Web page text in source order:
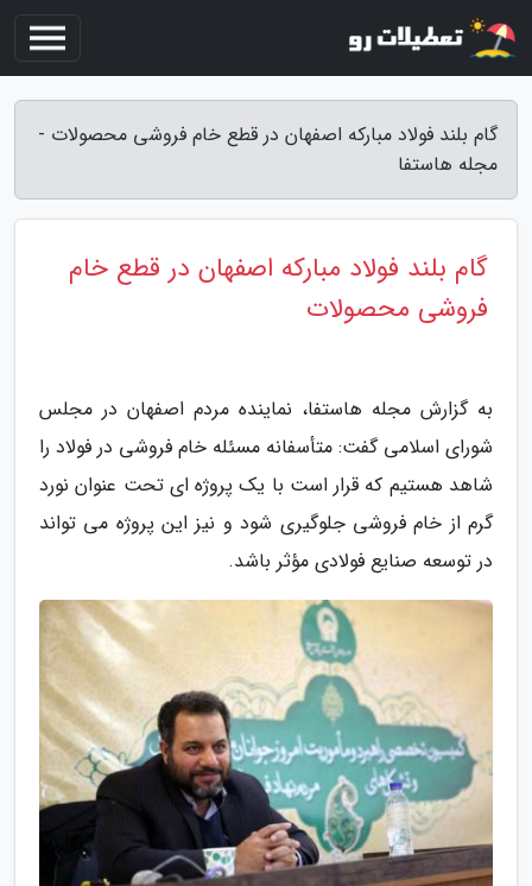
گام بلند فولاد مبارکه اصفهان در قطع خام فروشی محصولات -
مجله هاستفا
گام بلند فولاد مبارکه اصفهان در قطع خام
فروشی محصولات
به گزارش مجله هاستفا، نماینده مردم اصفهان در مجلس
شورای اسلامی گفت: متأسفانه مسئله خام فروشی در فولاد را
شاهد هستیم که قرار است با یک پروژه ای تحت عنوان نورد
گرم از خام فروشی جلوگیری شود و نیز این پروژه می تواند
در توسعه صنایع فولادی مؤثر باشد.